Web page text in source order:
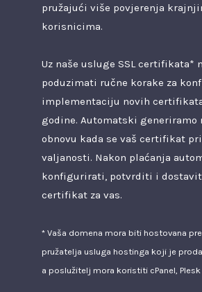
pružajući više povjerenja
korisnicima.
Uz naše usluge SSL certifikata*
poduzimati ručne korake za
implementaciju novih
godine. Automatski generiramo
obnovu kada se vaš certifikat
valjanosti. Nakon plaćanja
konfigurirati, potvrditi i
certifikat za vas.
* Vaša domena mora biti hostovana
pružatelja usluga hostinga koji je
a poslužitelj mora koristiti cPanel, Plesk